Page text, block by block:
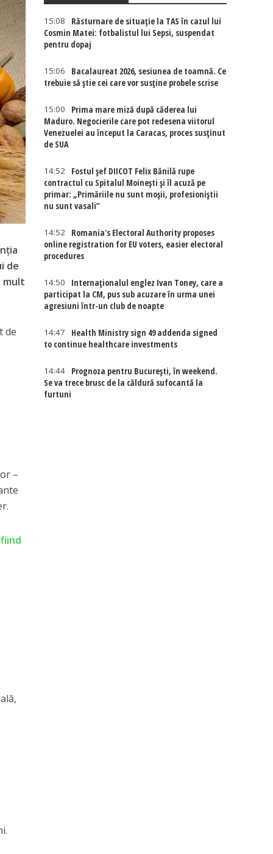
de
mult
de
–
15:08
Răsturnare de situație la TAS în cazul lui
Cosmin Matei: fotbalistul lui Sepsi, suspendat
pentru dopaj
15:06
Bacalaureat 2026, sesiunea de toamnă. Ce
trebuie să știe cei care vor susține probele scrise
15:00
Prima mare miză după căderea lui
Maduro. Negocierile care pot redesena viitorul
Venezuelei au început la Caracas, proces susținut
de SUA
14:52
Fostul șef DIICOT Felix Bănilă rupe
contractul cu Spitalul Moinești și îl acuză pe
primar: „Primăriile nu sunt moșii, profesioniștii
nu sunt vasali”
14:52
Romania's Electoral Authority proposes
online registration for EU voters, easier electoral
procedures
14:50
Internaţionalul englez Ivan Toney, care a
participat la CM, pus sub acuzare în urma unei
agresiuni într-un club de noapte
14:47
Health Ministry sign 49 addenda signed
to continue healthcare investments
14:44
Prognoza pentru București, în weekend.
Se va trece brusc de la căldură sufocantă la
furtuni